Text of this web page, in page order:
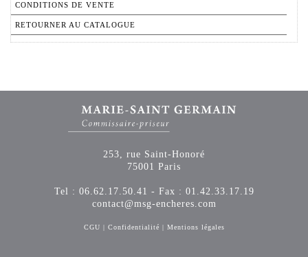
CONDITIONS DE VENTE
RETOURNER AU CATALOGUE
253, rue Saint-Honoré
75001 Paris
Tel : 06.62.17.50.41 - Fax : 01.42.33.17.19
contact@msg-encheres.com
CGU | Confidentialité | Mentions légales